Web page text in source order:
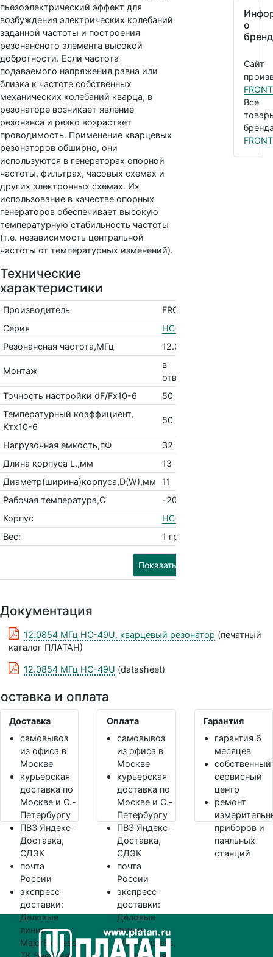
пьезоэлектрический эффект для
возбуждения электрических колебаний
заданной частоты и построения
резонансного элемента высокой
добротности. Если частота
подаваемого напряжения равна или
близка к частоте собственных
механических колебаний кварца, в
резонаторе возникает явление
резонанса и резко возрастает
проводимость. Применение кварцевых
резонаторов обширно, они
используются в генераторах опорной
частоты, фильтрах, часовых схемах и
других электронных схемах. Их
использование в качестве опорных
генераторов обеспечивает высокую
температурную стабильность частоты
(т.е. независимость центральной
частоты от температурных изменений).
Технические
характеристики
Производитель
FRONTER
Серия
HC-49U
Резонансная частота,МГц
12.085
Монтаж
в
отверстие
Точность настройки dF/Fх10-6
50
Температурный коэффициент,
Ктх10-6
50
Нагрузочная емкость,пФ
32
Длина корпуса L.,мм
13
Диаметр(ширина)корпуса,D(W),мм
11
Рабочая температура,С
-20...70
Корпус
HC-49U
Вес:
1 гр.
Показать похожие
о
Сайт
Все
Документация
12.0854 МГц HC-49U, кварцевый резонатор (печатный
каталог ПЛАТАН)
12.0854 МГц HC-49U (datasheet)
и оплата
Доставка
самовывоз
из офиса в
Москве
курьерская
доставка по
Москве и С.-
Петербургу
ПВЗ Яндекс-
Доставка,
СДЭК
почта
России
экспресс-
доставки:
Деловые
линии,
MajorExpress,
Оплата
самовывоз
из офиса в
Москве
курьерская
доставка по
Москве и С.-
Петербургу
ПВЗ Яндекс-
Доставка,
СДЭК
почта
России
экспресс-
доставки:
Деловые
линии,
MajorExpress,
Гарантия
гарантия 6
месяцев
собственный
сервисный
центр
ремонт
приборов и
паяльных
станций